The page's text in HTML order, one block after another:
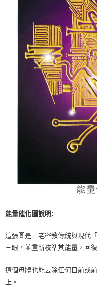
每筆NT$80，滿NT$3,000(
付款後門市自取
免運費
能量催化圖說明:
這張圖是古老密教傳統與現代
三眼，並重新校準其能量，回
這個母體也能去除任何目前或
上。